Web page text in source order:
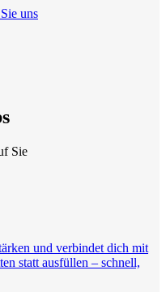
uns
Sie
und verbindet dich mit
statt ausfüllen – schnell,